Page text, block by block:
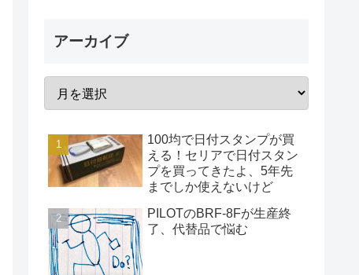
アーカイブ
100均で日付スタンプが買
える！セリアで日付スタン
プを買ってきたよ、5年先
までしか使えないけど
PILOTのBRF-8Fが生産終
了、代替品で悩む